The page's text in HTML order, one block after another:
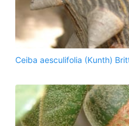
Ceiba aesculifolia (Kunth)